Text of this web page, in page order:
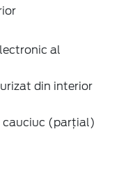
al
din interior
cauciuc (parțial)